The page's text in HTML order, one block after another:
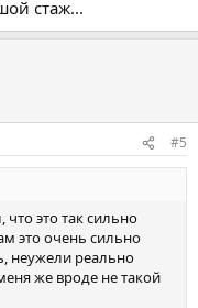
это стоит того
стрессоустойчивее, чем
чем во время!
бро
к нам? Мы бы с
но очень важном
стаж...
#5
это так сильно
это очень сильно
неужели реально
же вроде не такой